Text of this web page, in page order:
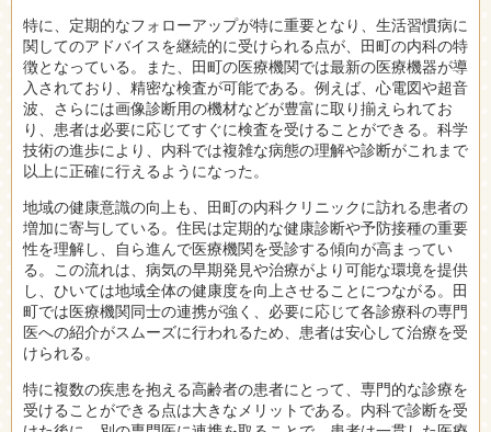
特に、定期的なフォローアップが特に重要となり、生活習慣病に
関してのアドバイスを継続的に受けられる点が、田町の内科の特
徴となっている。また、田町の医療機関では最新の医療機器が導
入されており、精密な検査が可能である。例えば、心電図や超音
波、さらには画像診断用の機材などが豊富に取り揃えられてお
り、患者は必要に応じてすぐに検査を受けることができる。科学
技術の進歩により、内科では複雑な病態の理解や診断がこれまで
以上に正確に行えるようになった。
地域の健康意識の向上も、田町の内科クリニックに訪れる患者の
増加に寄与している。住民は定期的な健康診断や予防接種の重要
性を理解し、自ら進んで医療機関を受診する傾向が高まってい
る。この流れは、病気の早期発見や治療がより可能な環境を提供
し、ひいては地域全体の健康度を向上させることにつながる。田
町では医療機関同士の連携が強く、必要に応じて各診療科の専門
医への紹介がスムーズに行われるため、患者は安心して治療を受
けられる。
特に複数の疾患を抱える高齢者の患者にとって、専門的な診療を
受けることができる点は大きなメリットである。内科で診断を受